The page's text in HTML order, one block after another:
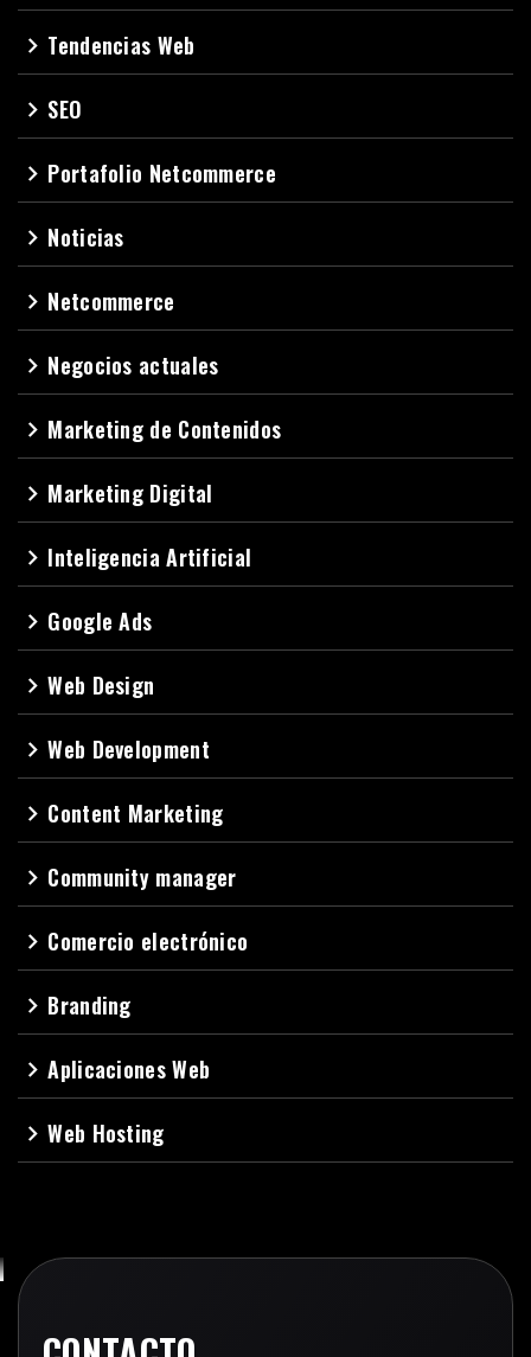
navigate_next Tendencias Web
navigate_next SEO
navigate_next Portafolio Netcommerce
navigate_next Noticias
navigate_next Netcommerce
navigate_next Negocios actuales
navigate_next Marketing de Contenidos
navigate_next Marketing Digital
navigate_next Inteligencia Artificial
navigate_next Google Ads
navigate_nextWeb Design
navigate_nextWeb Development
navigate_next Content Marketing
navigate_next Community manager
navigate_next Comercio electrónico
navigate_next Branding
navigate_nextAplicaciones Web
navigate_nextWeb Hosting